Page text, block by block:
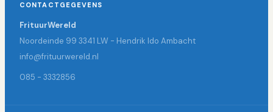
CONTACTGEGEVENS
FrituurWereld
Noordeinde 99 3341 LW - Hendrik Ido Ambacht
info@frituurwereld.nl
085 - 3332856